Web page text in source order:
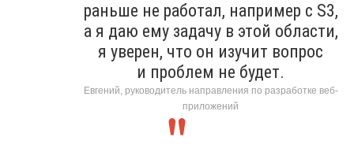
раньше не работал, например с S3,
а я даю ему задачу в этой области,
я уверен, что он изучит вопрос
и проблем не будет.
Евгений, руководитель направления по разработке веб-
приложений